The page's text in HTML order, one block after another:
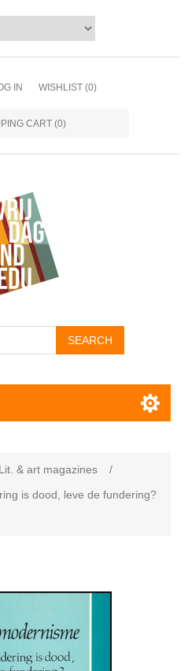
IN WISHLIST (0)
CART (0)
Lit. & art magazines
/
is dood, leve de fundering?